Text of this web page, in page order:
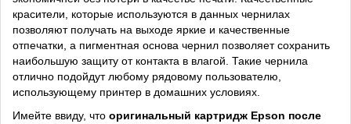
красители, которые используются в данных чернилах
позволяют получать на выходе яркие и качественные
отпечатки, а пигментная основа чернил позволяет сохранить
наибольшую защиту от контакта в влагой. Такие чернила
отлично подойдут любому рядовому пользователю,
использующему принтер в домашних условиях.
Имейте ввиду, что оригинальный картридж Epson после